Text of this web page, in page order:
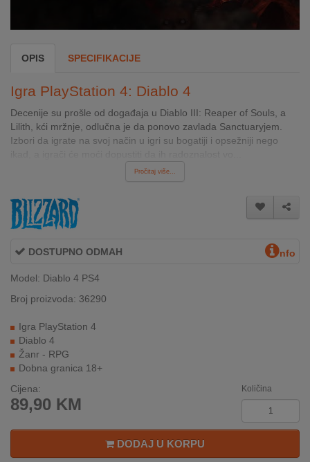
MOJ
NALOG
AKCIJE
NOVO
U
PONUDI
KUPOVINA
RATE
REKLAMACIJA
I
O
KATALOZI
OPIS SPECIFIKACIJE
Igra PlayStation 4: Diablo 4
Decenije su prošle od događaja u Diablo III: Reaper of Souls, a
Lilith, kći mržnje, odlučna je da ponovo zavlada Sanctuaryjem.
Izbori da igrate na svoj način u igri su bogatiji i opsežniji nego
Pročitaj više...
DOSTUPNO ODMAH nfo
Model: Diablo 4 PS4
Broj proizvoda: 36290
Igra PlayStation 4
Diablo 4
Žanr - RPG
Dobna granica 18+
Cijena:
89,90 KM
Količina
DODAJ U KORPU